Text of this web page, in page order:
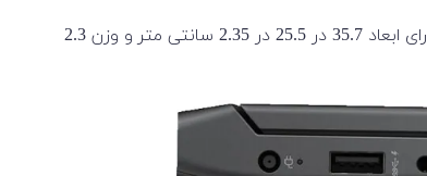
وقتی لپ‌تاپ را باز می‌کنید، یک حاشیه قاب ضخیم در زیر نمایشگر 15.6 اینچی وجود دارد که دارای یک آرم V بزرگ نیز می‌باشد. HP Victus 15 دارای ابعاد 35.7 در 25.5 در 2.35 سانتی متر و وزن 2.3